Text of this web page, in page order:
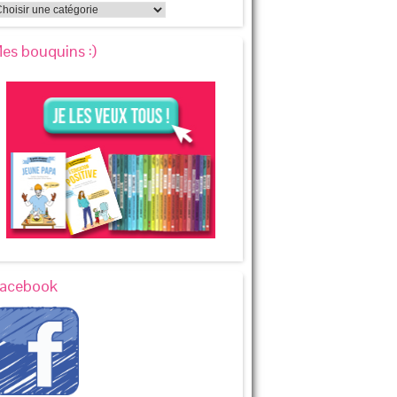
bouquins :)